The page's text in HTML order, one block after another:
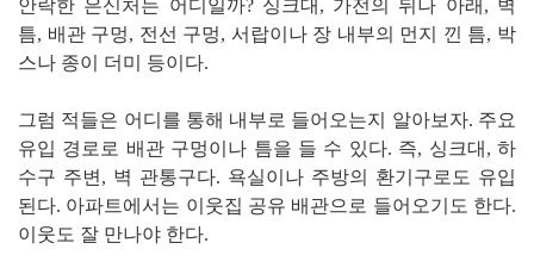
안락한 은신처는 어디일까? 싱크대, 가전의 뒤나 아래, 벽
틈, 배관 구멍, 전선 구멍, 서랍이나 장 내부의 먼지 낀 틈, 박
스나 종이 더미 등이다.
그럼 적들은 어디를 통해 내부로 들어오는지 알아보자. 주요
유입 경로로 배관 구멍이나 틈을 들 수 있다. 즉, 싱크대, 하
수구 주변, 벽 관통구다. 욕실이나 주방의 환기구로도 유입
된다. 아파트에서는 이웃집 공유 배관으로 들어오기도 한다.
이웃도 잘 만나야 한다.